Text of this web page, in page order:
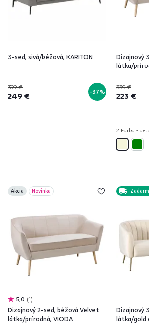
3-sed, sivá/béžová, KARITON
399 €
249 € -37%
Dizajnový
látka/
339 €
223 €
2 Farba -
Akcia Novinka
5,0 1
Dizajnový 2-sed, béžová Velvet
látka/prírodná, VIODA
Dizajnový
látka/gold